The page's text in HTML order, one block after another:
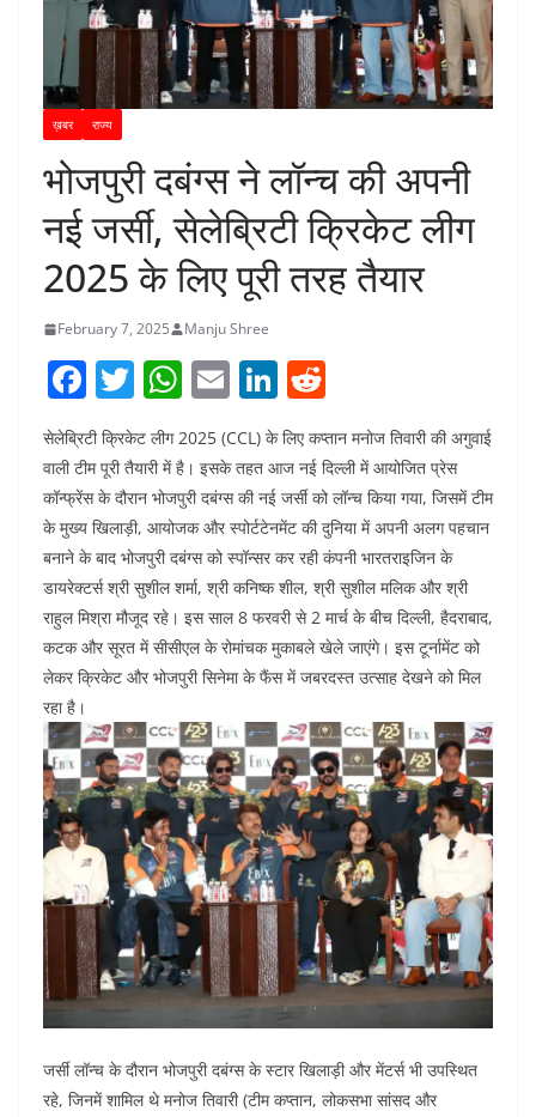
ख़बर राज्य
भोजपुरी दबंग्स ने लॉन्च की अपनी
नई जर्सी, सेलेब्रिटी क्रिकेट लीग
2025 के लिए पूरी तरह तैयार
February 7, 2025 Manju Shree
F
a
c
e
b
o
o
k
T
w
itt
er
W
at
s
A
p
p
E
ai
l
Li
n
k
e
dI
n
d
di
t
सेलेब्रिटी क्रिकेट लीग 2025 (CCL) के लिए कप्तान मनोज तिवारी की अगुवाई
वाली टीम पूरी तैयारी में है। इसके तहत आज नई दिल्ली में आयोजित प्रेस
कॉन्फ्रेंस के दौरान भोजपुरी दबंग्स की नई जर्सी को लॉन्च किया गया, जिसमें टीम
के मुख्य खिलाड़ी, आयोजक और स्पोर्टटेनमेंट की दुनिया में अपनी अलग पहचान
बनाने के बाद भोजपुरी दबंग्स को स्पॉन्सर कर रही कंपनी भारतराइजिन के
डायरेक्टर्स श्री सुशील शर्मा, श्री कनिष्क शील, श्री सुशील मलिक और श्री
राहुल मिश्रा मौजूद रहे। इस साल 8 फरवरी से 2 मार्च के बीच दिल्ली, हैदराबाद,
कटक और सूरत में सीसीएल के रोमांचक मुकाबले खेले जाएंगे। इस टूर्नामेंट को
लेकर क्रिकेट और भोजपुरी सिनेमा के फैंस में जबरदस्त उत्साह देखने को मिल
रहा है।
जर्सी लॉन्च के दौरान भोजपुरी दबंग्स के स्टार खिलाड़ी और मेंटर्स भी उपस्थित
रहे, जिनमें शामिल थे मनोज तिवारी (टीम कप्तान, लोकसभा सांसद और